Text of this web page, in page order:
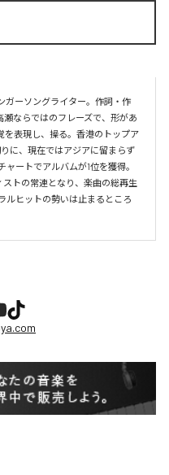
ガーソングライター。作詞・作
ならではのフレーズで、形があ
を表現し、操る。香港のトップア
に、現在ではアジアに留まらず
ートでアルバムが1位を獲得。
トの常連となり、楽曲の総再生
ルヒットの勢いは止まるところ